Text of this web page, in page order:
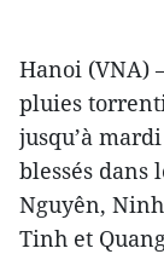
Hanoi (VNA)
pluies
jusqu’à
blessés dans
Nguyên,
Tinh et